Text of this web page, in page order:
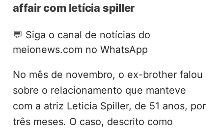
affair com letícia spiller
💬 Siga o canal de notícias do
meionews.com no WhatsApp
No mês de novembro, o ex-brother falou
sobre o relacionamento que manteve
com a atriz Leticia Spiller, de 51 anos, por
três meses. O caso, descrito como